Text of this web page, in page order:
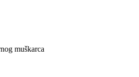
muškarca